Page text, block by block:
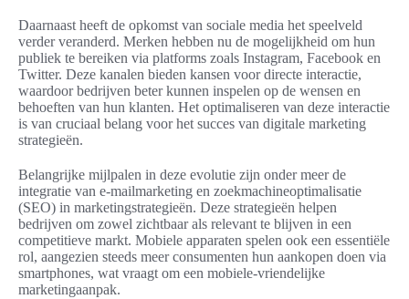
Daarnaast heeft de opkomst van sociale media het speelveld
verder veranderd. Merken hebben nu de mogelijkheid om hun
publiek te bereiken via platforms zoals Instagram, Facebook en
Twitter. Deze kanalen bieden kansen voor directe interactie,
waardoor bedrijven beter kunnen inspelen op de wensen en
behoeften van hun klanten. Het optimaliseren van deze interactie
is van cruciaal belang voor het succes van digitale marketing
strategieën.
Belangrijke mijlpalen in deze evolutie zijn onder meer de
integratie van e-mailmarketing en zoekmachineoptimalisatie
(SEO) in marketingstrategieën. Deze strategieën helpen
bedrijven om zowel zichtbaar als relevant te blijven in een
competitieve markt. Mobiele apparaten spelen ook een essentiële
rol, aangezien steeds meer consumenten hun aankopen doen via
smartphones, wat vraagt om een mobiele-vriendelijke
marketingaanpak.